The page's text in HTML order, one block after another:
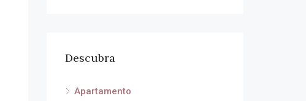
Descubra
Apartamento